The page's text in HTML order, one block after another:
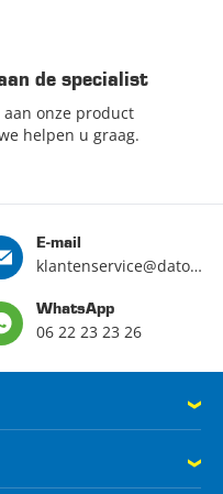
de specialist
aan onze product
helpen u graag.
E-mail
klantenservice@datona.nl
WhatsApp
06 22 23 23 26